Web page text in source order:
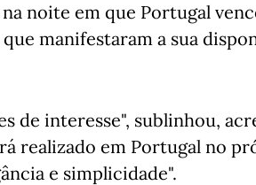
noite em que Portugal
manifestaram a sua
de interesse", sublinhou,
realizado em Portugal no
e simplicidade".